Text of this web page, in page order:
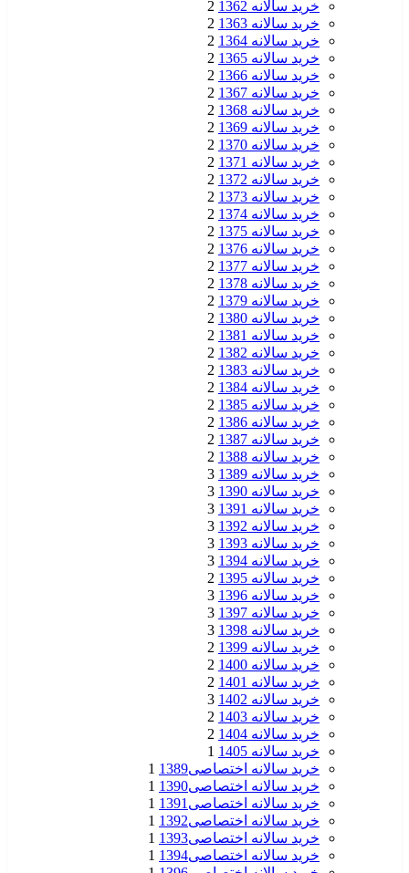
خرید سالانه 1362
2
خرید سالانه 1363
2
خرید سالانه 1364
2
خرید سالانه 1365
2
خرید سالانه 1366
2
خرید سالانه 1367
2
خرید سالانه 1368
2
خرید سالانه 1369
2
خرید سالانه 1370
2
خرید سالانه 1371
2
خرید سالانه 1372
2
خرید سالانه 1373
2
خرید سالانه 1374
2
خرید سالانه 1375
2
خرید سالانه 1376
2
خرید سالانه 1377
2
خرید سالانه 1378
2
خرید سالانه 1379
2
خرید سالانه 1380
2
خرید سالانه 1381
2
خرید سالانه 1382
2
خرید سالانه 1383
2
خرید سالانه 1384
2
خرید سالانه 1385
2
خرید سالانه 1386
2
خرید سالانه 1387
2
خرید سالانه 1388
2
خرید سالانه 1389
3
خرید سالانه 1390
3
خرید سالانه 1391
3
خرید سالانه 1392
3
خرید سالانه 1393
3
خرید سالانه 1394
3
خرید سالانه 1395
2
خرید سالانه 1396
3
خرید سالانه 1397
3
خرید سالانه 1398
3
خرید سالانه 1399
2
خرید سالانه 1400
2
خرید سالانه 1401
2
خرید سالانه 1402
3
خرید سالانه 1403
2
خرید سالانه 1404
2
خرید سالانه 1405
1
خرید سالانه اختصاصی1389
1
خرید سالانه اختصاصی1390
1
خرید سالانه اختصاصی1391
1
خرید سالانه اختصاصی1392
1
خرید سالانه اختصاصی1393
1
خرید سالانه اختصاصی1394
1